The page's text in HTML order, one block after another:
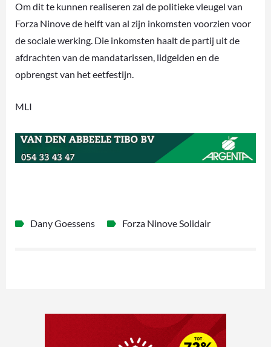
Om dit te kunnen realiseren zal de politieke vleugel van
Forza Ninove de helft van al zijn inkomsten voorzien voor
de sociale werking. Die inkomsten haalt de partij uit de
afdrachten van de mandatarissen, lidgelden en de
opbrengst van het eetfestijn.
MLI
Dany Goessens Forza Ninove Solidair